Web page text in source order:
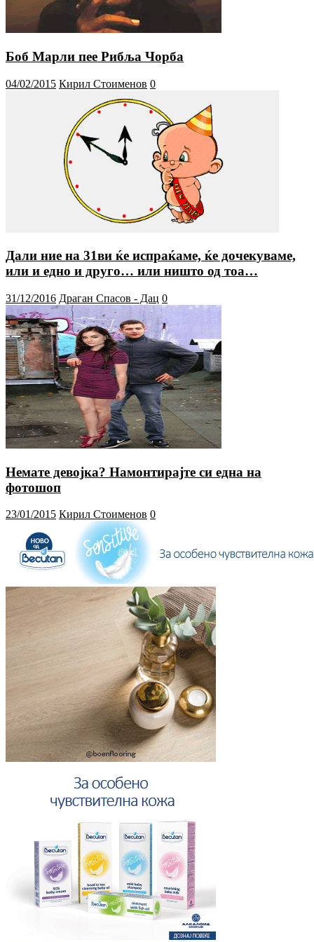
Боб Марли пее Рибља Чорба
04/02/2015 Кирил Стоименов 0
Дали ние на 31ви ќе испраќаме, ќе дочекуваме,
или и едно и друго… или ништо од тоа…
31/12/2016 Драган Спасов - Дац 0
Немате девојка? Намонтирајте си една на
фотошоп
23/01/2015 Кирил Стоименов 0